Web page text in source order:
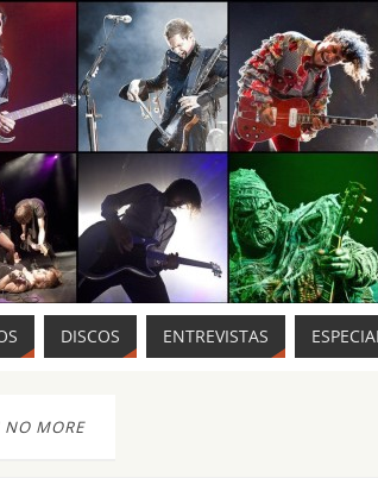
DISCOS ENTREVISTAS
NO MORE